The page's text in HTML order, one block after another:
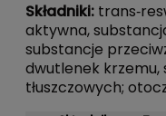
Składniki:
aktywna,
substancje
dwutlenek krzemu,
tłuszczowych;